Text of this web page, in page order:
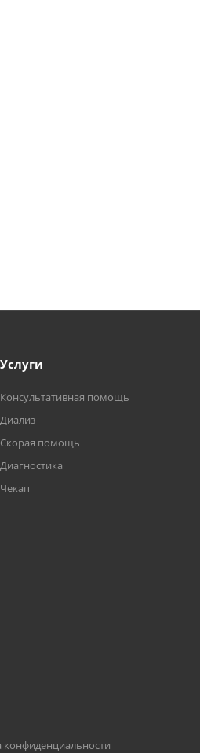
Услуги
Консультативная помощь
Диализ
Скорая помощь
Диагностика
Чекап
конфиденциальности